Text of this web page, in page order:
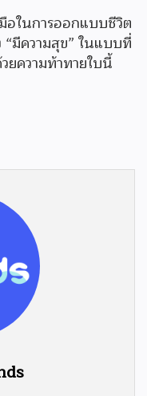
อในการออกแบบชีวิต
มีความสุข” ในแบบที่
ยความท้าทายใบนี้